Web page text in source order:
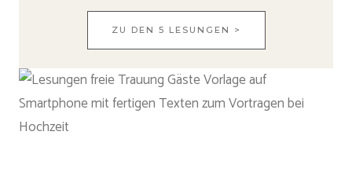
ZU DEN 5 LESUNGEN >